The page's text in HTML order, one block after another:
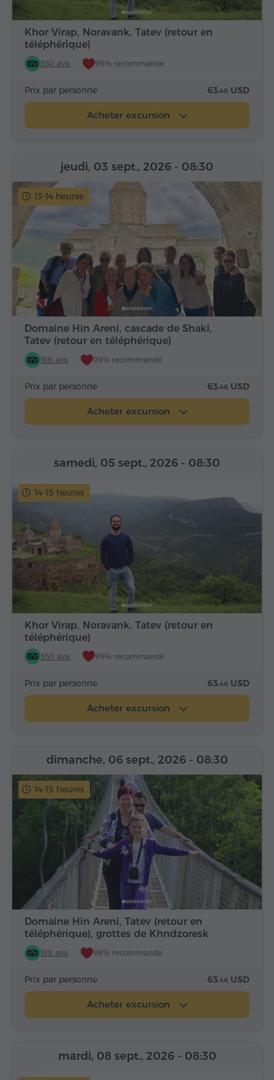
Khor Virap, Noravank, Tatev (retour en
téléphérique)
550 avis 99% recommandé
Prix par personne 63.46 USD
Acheter excursion
13-14 heures
Domaine Hin Areni, cascade de Shaki,
Tatev (retour en téléphérique)
196 avis 99% recommandé
jeudi, 03 sept., 2026 - 08:30
Prix par personne 63.46 USD
Acheter excursion
14-15 heures
Khor Virap, Noravank, Tatev (retour en
téléphérique)
550 avis 99% recommandé
samedi, 05 sept., 2026 - 08:30
Prix par personne 63.46 USD
Acheter excursion
14-15 heures
Domaine Hin Areni, Tatev (retour en
téléphérique), grottes de Khndzoresk
198 avis 98% recommandé
dimanche, 06 sept., 2026 - 08:30
Prix par personne 63.46 USD
Acheter excursion
mardi, 08 sept., 2026 - 08:30